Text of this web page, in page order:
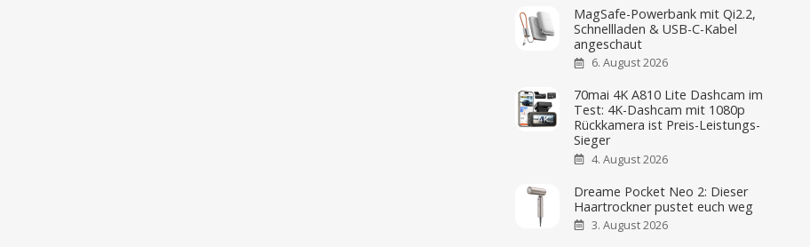
MagSafe-Powerbank mit Qi2.2,
Schnellladen & USB-C-Kabel
angeschaut
6. August 2026
70mai 4K A810 Lite Dashcam im
Test: 4K-Dashcam mit 1080p
Rückkamera ist Preis-Leistungs-
Sieger
4. August 2026
Dreame Pocket Neo 2: Dieser
Haartrockner pustet euch weg
3. August 2026